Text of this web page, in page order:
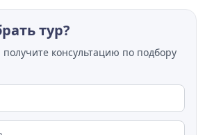
тур?
получите консультацию по подбору